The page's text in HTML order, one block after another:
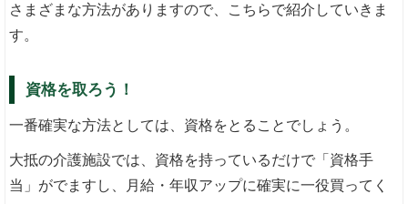
さまざまな方法がありますので、こちらで紹介していきま
す。
資格を取ろう！
一番確実な方法としては、資格をとることでしょう。
大抵の介護施設では、資格を持っているだけで「資格手
当」がでますし、月給・年収アップに確実に一役買ってく